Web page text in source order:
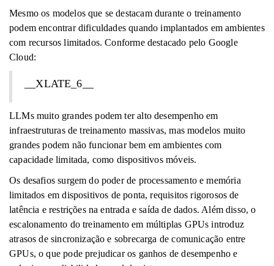
Mesmo os modelos que se destacam durante o treinamento
podem encontrar dificuldades quando implantados em ambientes
com recursos limitados. Conforme destacado pelo Google
Cloud:
__XLATE_6__
LLMs muito grandes podem ter alto desempenho em
infraestruturas de treinamento massivas, mas modelos muito
grandes podem não funcionar bem em ambientes com
capacidade limitada, como dispositivos móveis.
Os desafios surgem do poder de processamento e memória
limitados em dispositivos de ponta, requisitos rigorosos de
latência e restrições na entrada e saída de dados. Além disso, o
escalonamento do treinamento em múltiplas GPUs introduz
atrasos de sincronização e sobrecarga de comunicação entre
GPUs, o que pode prejudicar os ganhos de desempenho e